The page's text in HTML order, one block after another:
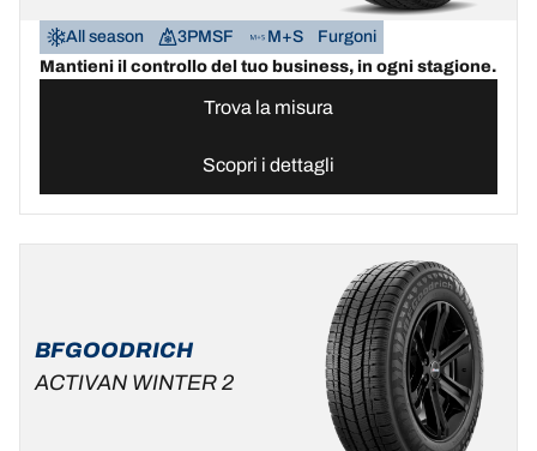
All season 3PMSF M+S
Furgoni
Mantieni il controllo del tuo business, in ogni stagione.
Trova la misura
Scopri i dettagli
BFGOODRICH
ACTIVAN WINTER 2